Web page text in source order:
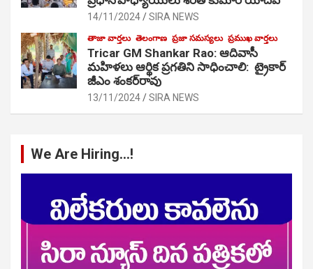
14/11/2024 SIRA NEWS
తాజా వార్తలు తెలంగాణ ప్రజా సమస్యలు ప్రముఖ వార్తలు
Tricar GM Shankar Rao: ఆదివాసీ
మహిళలు ఆర్థిక ప్రగతిని సాధించాలి: ట్రైకార్
జీఎం శంకర్‌రావు
13/11/2024 SIRA NEWS
We Are Hiring…!